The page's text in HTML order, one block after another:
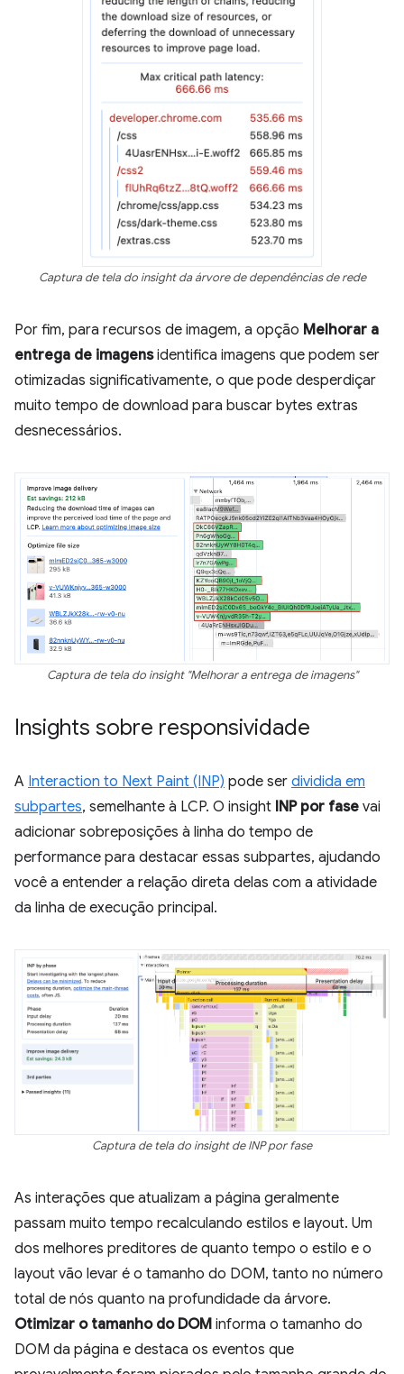
Captura de tela do insight da árvore de dependências de rede
Por fim, para recursos de imagem, a opção Melhorar a
entrega de imagensidentifica imagens que podem ser
otimizadas significativamente, o que pode desperdiçar
muito tempo de download para buscar bytes extras
desnecessários.
Captura de tela do insight "Melhorar a entrega de imagens"
Insights sobre responsividade
A Interaction to Next Paint (INP) pode ser dividida em
subpartes, semelhante à LCP. O insight INP por fase vai
adicionar sobreposições à linha do tempo de
performance para destacar essas subpartes, ajudando
você a entender a relação direta delas com a atividade
da linha de execução principal.
Captura de tela do insight de INP por fase
As interações que atualizam a página geralmente
passam muito tempo recalculando estilos e layout. Um
dos melhores preditores de quanto tempo o estilo e o
layout vão levar é o tamanho do DOM, tanto no número
total de nós quanto na profundidade da árvore.
Otimizar o tamanho do DOM informa o tamanho do
DOM da página e destaca os eventos que